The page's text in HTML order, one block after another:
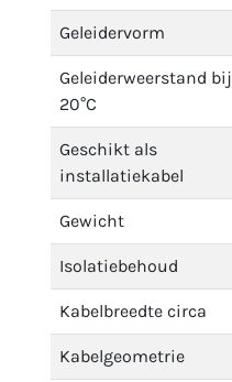
Geleidervorm
Geleiderweerstand bij
20°C
Geschikt als
installatiekabel
Gewicht
Isolatiebehoud
Kabelbreedte circa
Kabelgeometrie